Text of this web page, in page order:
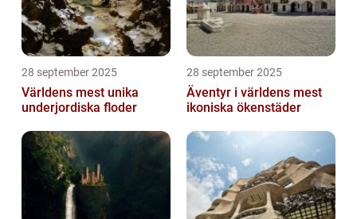
28 september 2025
Världens mest unika
underjordiska floder
28 september 2025
Äventyr i världens mest
ikoniska ökenstäder